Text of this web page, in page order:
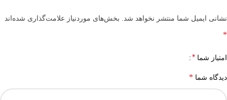
نشانی ایمیل شما منتشر نخواهد شد. بخش‌های موردنیاز علامت‌گذاری شده‌اند
*
امتیاز شما *
دیدگاه شما *